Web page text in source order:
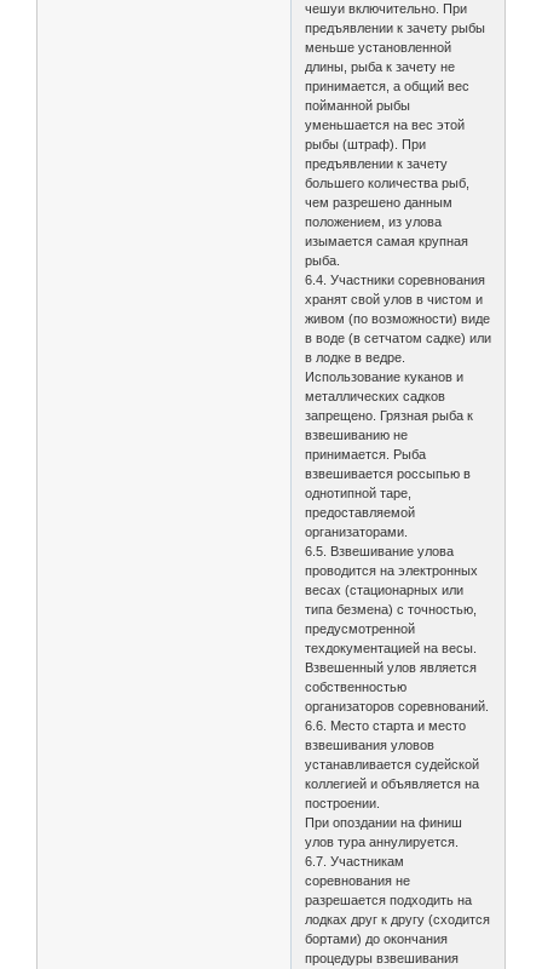
чешуи включительно. При
предъявлении к зачету рыбы
меньше установленной
длины, рыба к зачету не
принимается, а общий вес
пойманной рыбы
уменьшается на вес этой
рыбы (штраф). При
предъявлении к зачету
большего количества рыб,
чем разрешено данным
положением, из улова
изымается самая крупная
рыба.
6.4. Участники соревнования
хранят свой улов в чистом и
живом (по возможности) виде
в воде (в сетчатом садке) или
в лодке в ведре.
Использование куканов и
металлических садков
запрещено. Грязная рыба к
взвешиванию не
принимается. Рыба
взвешивается россыпью в
однотипной таре,
предоставляемой
организаторами.
6.5. Взвешивание улова
проводится на электронных
весах (стационарных или
типа безмена) с точностью,
предусмотренной
техдокументацией на весы.
Взвешенный улов является
собственностью
организаторов соревнований.
6.6. Место старта и место
взвешивания уловов
устанавливается судейской
коллегией и объявляется на
построении.
При опоздании на финиш
улов тура аннулируется.
6.7. Участникам
соревнования не
разрешается подходить на
лодках друг к другу (сходится
бортами) до окончания
процедуры взвешивания